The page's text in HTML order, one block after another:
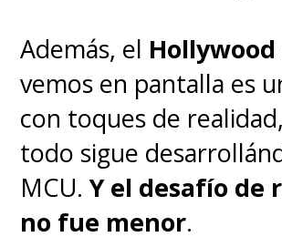
Además, el Hollywood
vemos en pantalla es
con toques de
todo sigue
MCU.Y el desafío de
no fue menor.